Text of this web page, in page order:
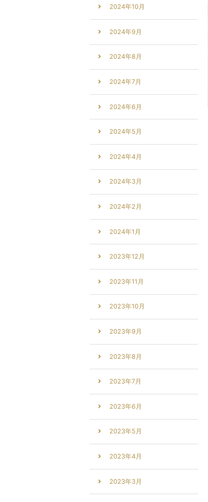
2024年10月
2024年9月
2024年8月
2024年7月
2024年6月
2024年5月
2024年4月
2024年3月
2024年2月
2024年1月
2023年12月
2023年11月
2023年10月
2023年9月
2023年8月
2023年7月
2023年6月
2023年5月
2023年4月
2023年3月